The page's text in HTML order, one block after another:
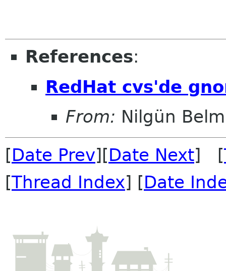
References:
RedHat cvs'de
From: Nilgün
[Date Prev][Date Next] [
[Thread Index] [Date